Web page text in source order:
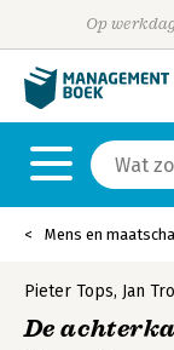
Op
Mens en
Pieter Tops, Jan
De